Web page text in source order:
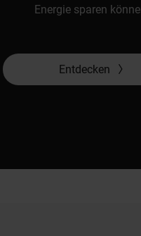
Energie sparen
Entdecken